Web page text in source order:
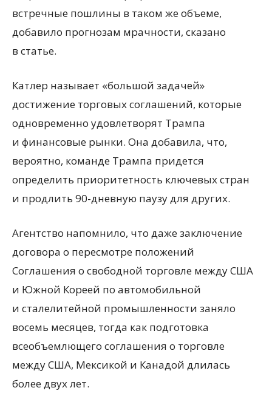
встречные пошлины в таком же объеме,
добавило прогнозам мрачности, сказано
в статье.
Катлер называет «большой задачей»
достижение торговых соглашений, которые
одновременно удовлетворят Трампа
и финансовые рынки. Она добавила, что,
вероятно, команде Трампа придется
определить приоритетность ключевых стран
и продлить 90-дневную паузу для других.
Агентство напомнило, что даже заключение
договора о пересмотре положений
Соглашения о свободной торговле между США
и Южной Кореей по автомобильной
и сталелитейной промышленности заняло
восемь месяцев, тогда как подготовка
всеобъемлющего соглашения о торговле
между США, Мексикой и Канадой длилась
более двух лет.